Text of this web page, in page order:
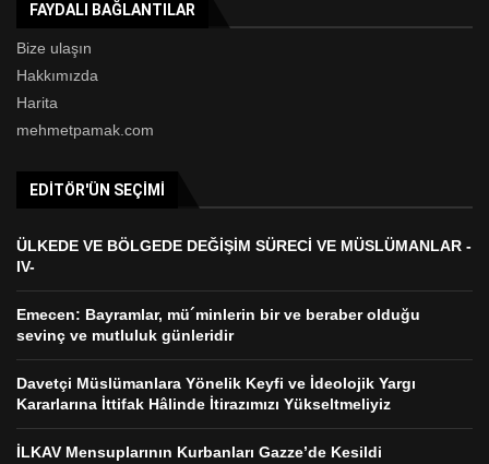
FAYDALI BAĞLANTILAR
Bize ulaşın
Hakkımızda
Harita
mehmetpamak.com
EDITÖR'ÜN SEÇIMI
ÜLKEDE VE BÖLGEDE DEĞİŞİM SÜRECİ VE MÜSLÜMANLAR -
IV-
Emecen: Bayramlar, mü´minlerin bir ve beraber olduğu
sevinç ve mutluluk günleridir
Davetçi Müslümanlara Yönelik Keyfi ve İdeolojik Yargı
Kararlarına İttifak Hâlinde İtirazımızı Yükseltmeliyiz
İLKAV Mensuplarının Kurbanları Gazze’de Kesildi